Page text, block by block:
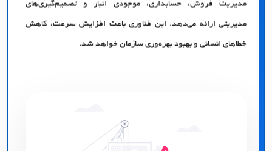
مدیریت فروش، حسابداری، موجودی انبار و تصمیم‌گیری‌های
مدیریتی ارائه می‌دهد. این فناوری باعث افزایش سرعت، کاهش
خطاهای انسانی و بهبود بهره‌وری سازمان خواهد شد.